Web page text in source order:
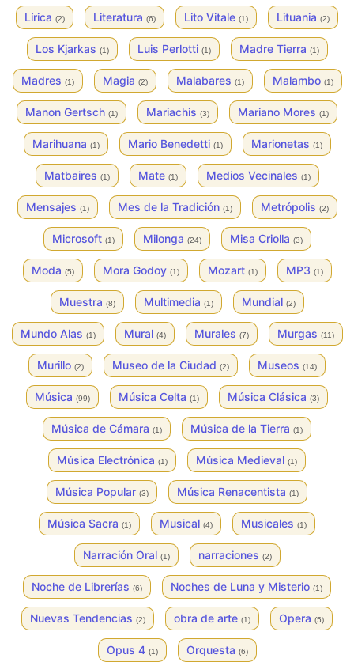
Lírica (2) Literatura (6) Lito Vitale (1) Lituania (2)
Los Kjarkas (1) Luis Perlotti (1) Madre Tierra (1)
Madres (1) Magia (2) Malabares (1) Malambo (1)
Manon Gertsch (1) Mariachis (3) Mariano Mores (1)
Marihuana (1) Mario Benedetti (1) Marionetas (1)
Matbaires (1) Mate (1) Medios Vecinales (1)
Mensajes (1) Mes de la Tradición (1) Metrópolis (2)
Microsoft (1) Milonga (24) Misa Criolla (3)
Moda (5) Mora Godoy (1) Mozart (1) MP3 (1)
Muestra (8) Multimedia (1) Mundial (2)
Mundo Alas (1) Mural (4) Murales (7) Murgas (11)
Murillo (2) Museo de la Ciudad (2) Museos (14)
Música (99) Música Celta (1) Música Clásica (3)
Música de Cámara (1) Música de la Tierra (1)
Música Electrónica (1) Música Medieval (1)
Música Popular (3) Música Renacentista (1)
Música Sacra (1) Musical (4) Musicales (1)
Narración Oral (1) narraciones (2)
Noche de Librerías (6) Noches de Luna y Misterio (1)
Nuevas Tendencias (2) obra de arte (1) Opera (5)
Opus 4 (1) Orquesta (6)